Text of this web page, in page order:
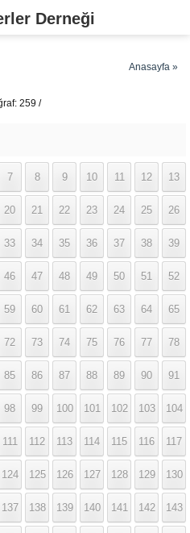
Anasayfa »
259 /
7 8 9 10 11 12 13
20 21 22 23 24 25 26
33 34 35 36 37 38 39
46 47 48 49 50 51 52
59 60 61 62 63 64 65
72 73 74 75 76 77 78
85 86 87 88 89 90 91
98 99 100 101 102 103 104
111 112 113 114 115 116 117
124 125 126 127 128 129 130
137 138 139 140 141 142 143